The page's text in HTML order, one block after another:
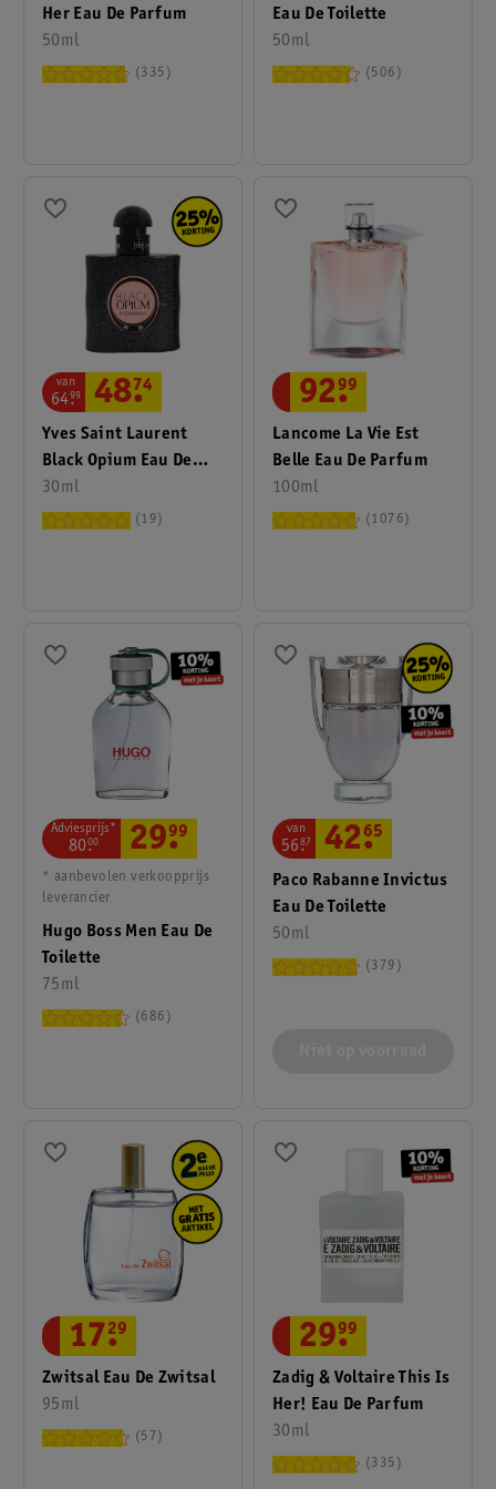
Her Eau De Parfum
50ml
335
Eau De Toilette
50ml
506
Yves Saint Laurent
Black Opium Eau De
Parfum
30ml
van
64.
99 48.
74
19
Lancome La Vie Est
Belle Eau De Parfum
100ml
92.
99
1076
Hugo Boss Men Eau De
Toilette
75ml
Adviesprijs*
80.
00 29.
99
* aanbevolen verkoopprijs
leverancier
686
Paco Rabanne Invictus
Eau De Toilette
50ml
van
56.
87 42.
65
379
Zwitsal Eau De Zwitsal
95ml
17.
29
57
Zadig & Voltaire This Is
Her! Eau De Parfum
30ml
29.
99
335